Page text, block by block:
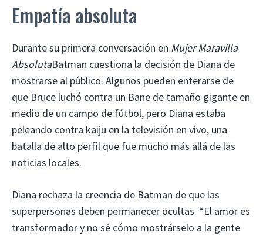
Empatía absoluta
Durante su primera conversación en Mujer Maravilla
AbsolutaBatman cuestiona la decisión de Diana de
mostrarse al público. Algunos pueden enterarse de
que Bruce luchó contra un Bane de tamaño gigante en
medio de un campo de fútbol, ​​pero Diana estaba
peleando contra kaiju en la televisión en vivo, una
batalla de alto perfil que fue mucho más allá de las
noticias locales.
Diana rechaza la creencia de Batman de que las
superpersonas deben permanecer ocultas. “El amor es
transformador y no sé cómo mostrárselo a la gente